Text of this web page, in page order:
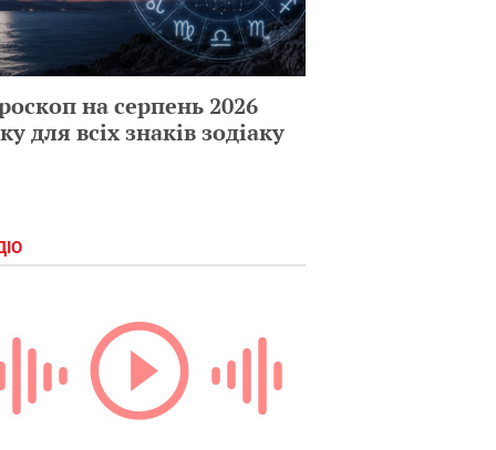
на серпень 2026
для всіх знаків зодіаку